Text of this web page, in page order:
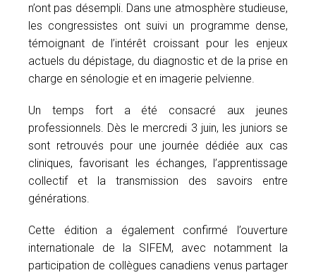
n’ont pas désempli. Dans une atmosphère studieuse,
les congressistes ont suivi un programme dense,
témoignant de l’intérêt croissant pour les enjeux
actuels du dépistage, du diagnostic et de la prise en
charge en sénologie et en imagerie pelvienne.
Un temps fort a été consacré aux jeunes
professionnels. Dès le mercredi 3 juin, les juniors se
sont retrouvés pour une journée dédiée aux cas
cliniques, favorisant les échanges, l’apprentissage
collectif et la transmission des savoirs entre
générations.
Cette édition a également confirmé l’ouverture
internationale de la SIFEM, avec notamment la
participation de collègues canadiens venus partager